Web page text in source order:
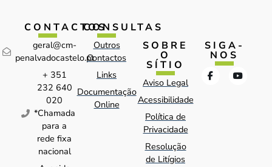
CONTACTOS
geral@cm-
penalvadocastelo.pt
+ 351
232 640
020
*Chamada
para a
rede fixa
nacional
CONSULTAS
Outros
Contactos
Links
Documentação
Online
SOBRE
O
SÍTIO
Aviso Legal
Acessibilidade
Política de
Privacidade
Resolução
de Litígios
SIGA-
NOS